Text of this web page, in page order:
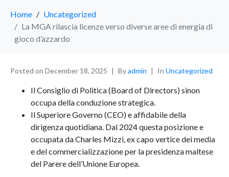
Home
Uncategorized
La MGA rilascia licenze verso diverse aree di energia di
gioco d’azzardo
Posted on December 18, 2025 Byadmin In Uncategorized
Il Consiglio di Politica (Board of Directors) sinon
occupa della conduzione strategica.
Il Superiore Governo (CEO) e affidabile della
dirigenza quotidiana. Dal 2024 questa posizione e
occupata da Charles Mizzi, ex capo vertice dei media
e del commercializzazione per la presidenza maltese
del Parere dell’Unione Europea.